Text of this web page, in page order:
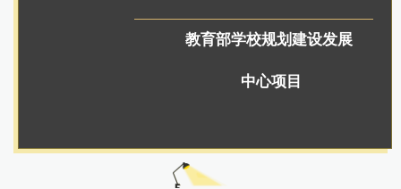
教育部学校规划建设发展
中心项目